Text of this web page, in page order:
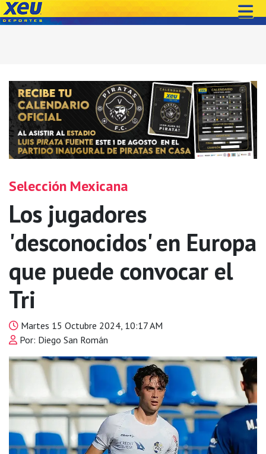
Selección Mexicana
Los jugadores
'desconocidos' en Europa
que puede convocar el
Tri
Martes 15 Octubre 2024, 10:17 AM
Por: Diego San Román